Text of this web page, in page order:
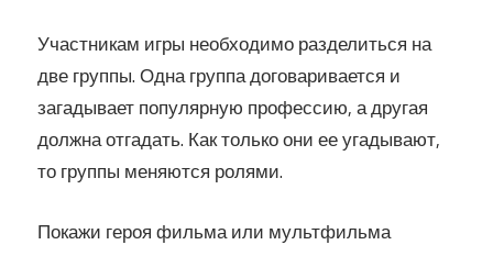
Участникам игры необходимо разделиться на
две группы. Одна группа договаривается и
загадывает популярную профессию, а другая
должна отгадать. Как только они ее угадывают,
то группы меняются ролями.
Покажи героя фильма или мультфильма